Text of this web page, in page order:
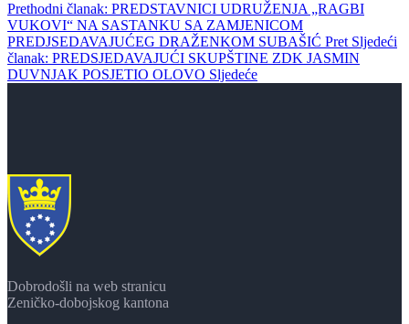
Prethodni članak: PREDSTAVNICI UDRUŽENJA „RAGBI
VUKOVI“ NA SASTANKU SA ZAMJENICOM
PREDJSEDAVAJUĆEG DRAŽENKOM SUBAŠIĆ Pret Sljedeći
članak: PREDSJEDAVAJUĆI SKUPŠTINE ZDK JASMIN
DUVNJAK POSJETIO OLOVO Sljedeće
Dobrodošli na web stranicu
Zeničko-dobojskog kantona